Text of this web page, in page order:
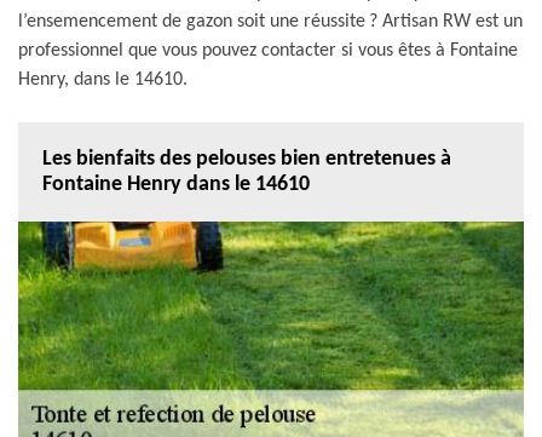
l’ensemencement de gazon soit une réussite ? Artisan RW est un
professionnel que vous pouvez contacter si vous êtes à Fontaine
Henry, dans le 14610.
Les bienfaits des pelouses bien entretenues à
Fontaine Henry dans le 14610